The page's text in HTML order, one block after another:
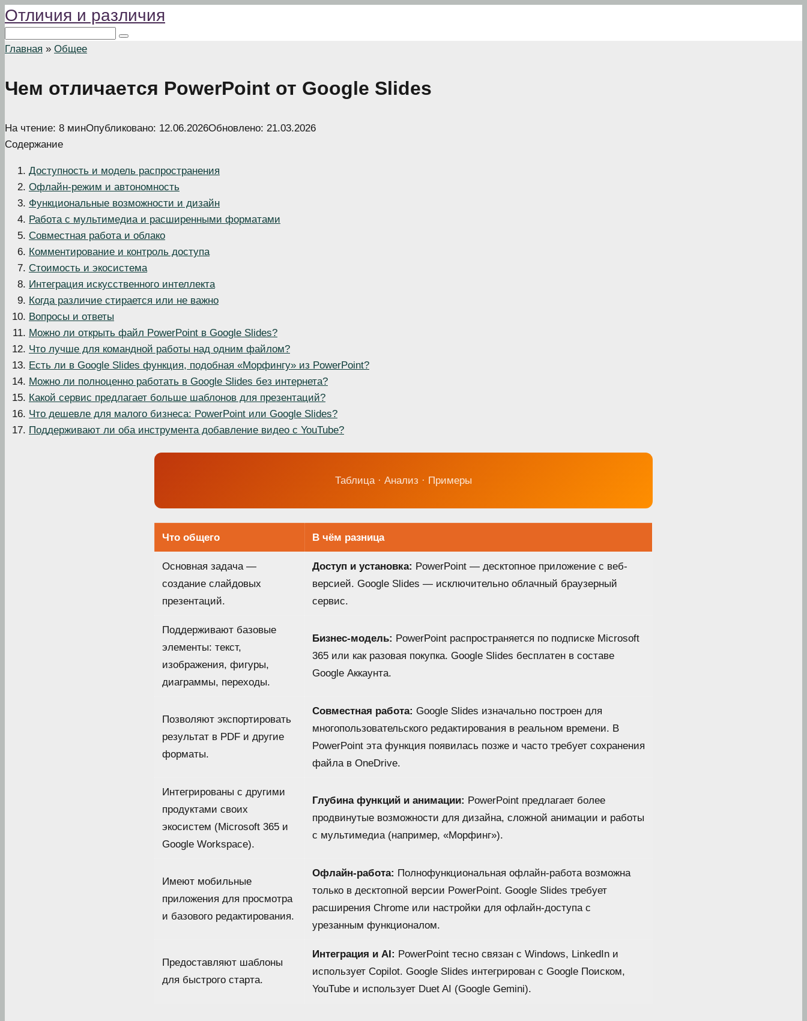
Перейти
к
контенту
Отличия и различия
Главная » Общее
Чем отличается PowerPoint от Google Slides
На чтение: 8 минОпубликовано: 12.06.2026Обновлено: 21.03.2026
Содержание
Доступность и модель распространения
Офлайн-режим и автономность
Функциональные возможности и дизайн
Работа с мультимедиа и расширенными форматами
Совместная работа и облако
Комментирование и контроль доступа
Стоимость и экосистема
Интеграция искусственного интеллекта
Когда различие стирается или не важно
Вопросы и ответы
Можно ли открыть файл PowerPoint в Google Slides?
Что лучше для командной работы над одним файлом?
Есть ли в Google Slides функция, подобная «Морфингу» из PowerPoint?
Можно ли полноценно работать в Google Slides без интернета?
Какой сервис предлагает больше шаблонов для презентаций?
Что дешевле для малого бизнеса: PowerPoint или Google Slides?
Поддерживают ли оба инструмента добавление видео с YouTube?
Таблица · Анализ · Примеры
Что общего В чём разница
Основная задача —
создание слайдовых
презентаций.
Доступ и установка: PowerPoint — десктопное приложение с веб-
версией. Google Slides — исключительно облачный браузерный
сервис.
Поддерживают базовые
элементы: текст,
изображения, фигуры,
диаграммы, переходы.
Бизнес-модель: PowerPoint распространяется по подписке Microsoft
365 или как разовая покупка. Google Slides бесплатен в составе
Google Аккаунта.
Позволяют экспортировать
результат в PDF и другие
форматы.
Совместная работа: Google Slides изначально построен для
многопользовательского редактирования в реальном времени. В
PowerPoint эта функция появилась позже и часто требует сохранения
файла в OneDrive.
Интегрированы с другими
продуктами своих
экосистем (Microsoft 365 и
Google Workspace).
Глубина функций и анимации: PowerPoint предлагает более
продвинутые возможности для дизайна, сложной анимации и работы
с мультимедиа (например, «Морфинг»).
Имеют мобильные
приложения для просмотра
и базового редактирования.
Офлайн-работа: Полнофункциональная офлайн-работа возможна
только в десктопной версии PowerPoint. Google Slides требует
расширения Chrome или настройки для офлайн-доступа с
урезанным функционалом.
Предоставляют шаблоны
для быстрого старта.
Интеграция и AI: PowerPoint тесно связан с Windows, LinkedIn и
использует Copilot. Google Slides интегрирован с Google Поиском,
YouTube и использует Duet AI (Google Gemini).